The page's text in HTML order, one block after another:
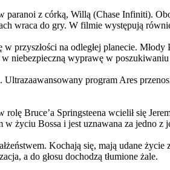
z córką, Willą (Chase Infiniti).
wraca do gry. W filmie występują
przyszłości na odległej planecie.
niebezpieczną wyprawę w
program Ares
Bruce’a Springsteena wcielił się
w życiu Bossa i jest uznawana za jedno
Kochają się, mają udane
a do głosu dochodzą tłumione żale.